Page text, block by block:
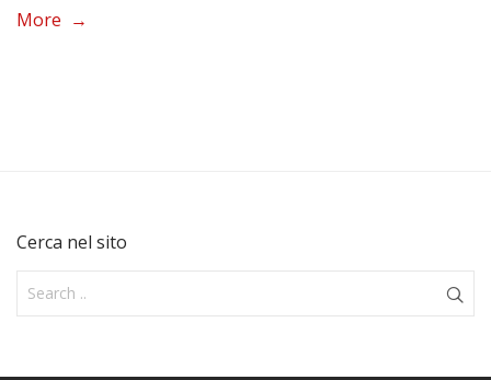
More →
Cerca nel sito